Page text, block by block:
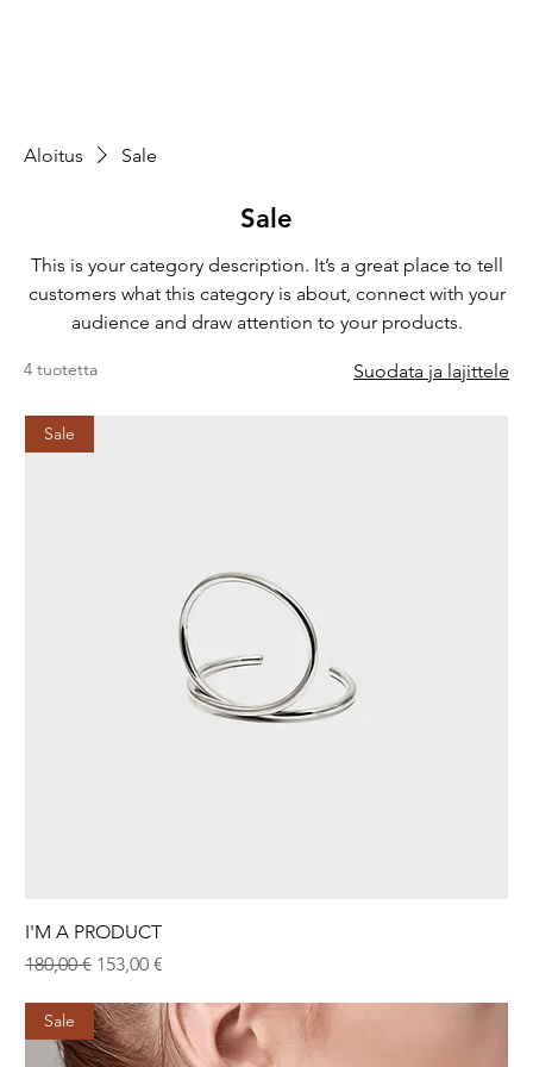
Aloitus Sale
Sale
This is your category description. It’s a great place to tell
customers what this category is about, connect with your
audience and draw attention to your products.
4 tuotetta Suodata ja lajittele
Sale
I'M A PRODUCT
Normaali hinta
180,00 € Alehinta
153,00 €
Sale